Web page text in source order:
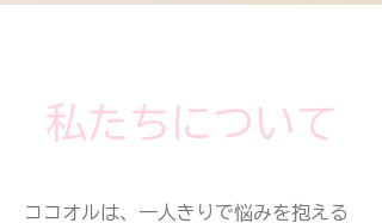
私たちについて
ココオルは、一人きりで悩みを抱える